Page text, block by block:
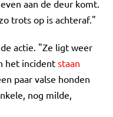
aan de deur komt.
trots op is achteraf."
actie. "Ze ligt weer
het incidentstaan
paar valse honden
nog milde,